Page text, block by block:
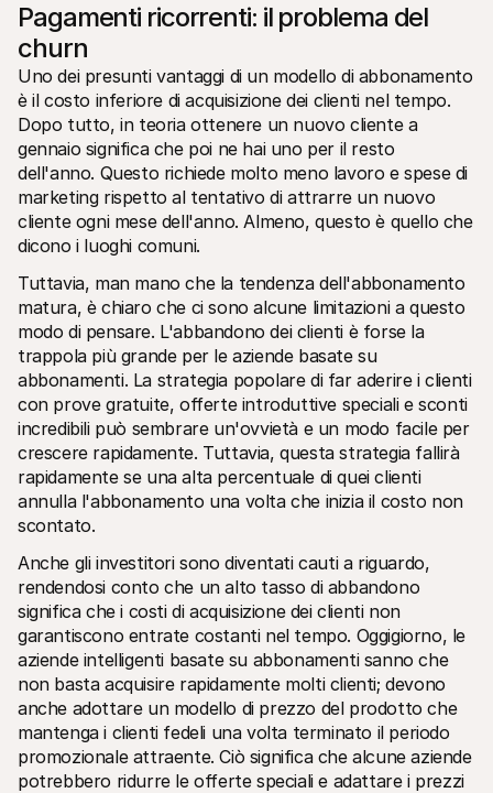
Pagamenti ricorrenti: il problema del
churn
Uno dei presunti vantaggi di un modello di abbonamento
è il costo inferiore di acquisizione dei clienti nel tempo.
Dopo tutto, in teoria ottenere un nuovo cliente a
gennaio significa che poi ne hai uno per il resto
dell'anno. Questo richiede molto meno lavoro e spese di
marketing rispetto al tentativo di attrarre un nuovo
cliente ogni mese dell'anno. Almeno, questo è quello che
dicono i luoghi comuni.
Tuttavia, man mano che la tendenza dell'abbonamento
matura, è chiaro che ci sono alcune limitazioni a questo
modo di pensare. L'abbandono dei clienti è forse la
trappola più grande per le aziende basate su
abbonamenti. La strategia popolare di far aderire i clienti
con prove gratuite, offerte introduttive speciali e sconti
incredibili può sembrare un'ovvietà e un modo facile per
crescere rapidamente. Tuttavia, questa strategia fallirà
rapidamente se una alta percentuale di quei clienti
annulla l'abbonamento una volta che inizia il costo non
scontato.
Anche gli investitori sono diventati cauti a riguardo,
rendendosi conto che un alto tasso di abbandono
significa che i costi di acquisizione dei clienti non
garantiscono entrate costanti nel tempo. Oggigiorno, le
aziende intelligenti basate su abbonamenti sanno che
non basta acquisire rapidamente molti clienti; devono
anche adottare un modello di prezzo del prodotto che
mantenga i clienti fedeli una volta terminato il periodo
promozionale attraente. Ciò significa che alcune aziende
potrebbero ridurre le offerte speciali e adattare i prezzi